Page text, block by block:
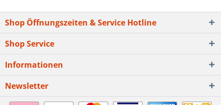
Shop Öffnungszeiten & Service Hotline
Shop Service
Informationen
Newsletter